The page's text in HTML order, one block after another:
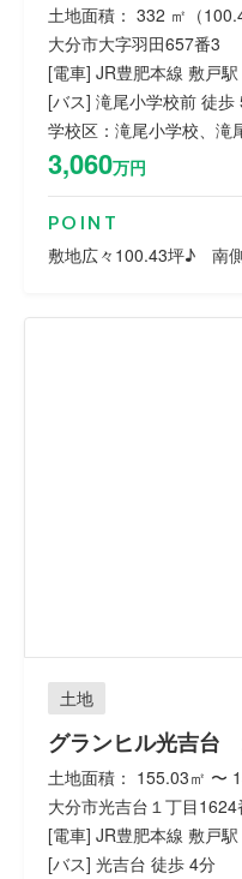
土地面積： 332 ㎡（
大分市大字羽田657番3
[電車] JR豊肥本線 敷戸
[バス] 滝尾小学校前 徒歩
学校区：滝尾小学校、滝
3,060万円
POINT
敷地広々100.43坪♪ 南
土地
グランヒル光吉
土地面積： 155.03㎡ 〜
大分市光吉台１丁目1624
[電車] JR豊肥本線 敷戸
[バス] 光吉台 徒歩 4分